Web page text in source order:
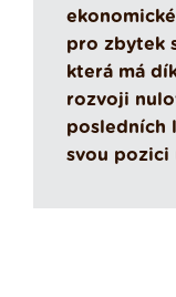
pro zbytek
která má
rozvoji
posledních
svou pozici